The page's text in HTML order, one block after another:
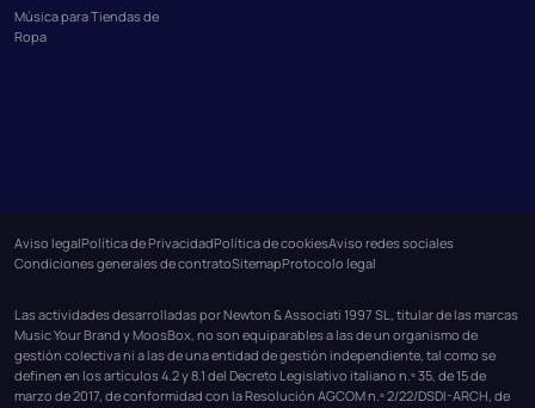
Música para Tiendas de
Ropa
Aviso legalPolítica de PrivacidadPolítica de cookiesAviso redes sociales
Condiciones generales de contratoSitemapProtocolo legal
Las actividades desarrolladas por Newton & Associati 1997 SL, titular de las marcas
Music Your Brand y MoosBox, no son equiparables a las de un organismo de
gestión colectiva ni a las de una entidad de gestión independiente, tal como se
definen en los artículos 4.2 y 8.1 del Decreto Legislativo italiano n.º 35, de 15 de
marzo de 2017, de conformidad con la Resolución AGCOM n.º 2/22/DSDI-ARCH, de